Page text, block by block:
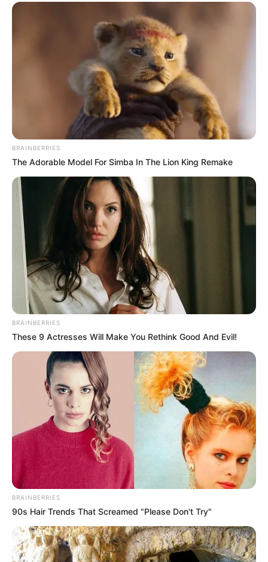
(foto: instagram/piyalipmunsi)
8. Vaidehii Nair yang lebih akrab disapa Vaidehi
Nayar dipercaya memerankan karakter Ambavati,
cucu Brahma yang akhirnya menjadi istri kedua
(foto: instagram/vaidehii_nair)
9. Gavie Chahal pemeran ayah angkat Krishna,
Nanda Baba, ternyata pernah beradu akting dengan
Salman Khan dan Katrina Kaif di film terkenal Ek
Tha Tiger lho
BRAINBERRIES
The Adorable Model For Simba In The Lion King Remake
BRAINBERRIES
These 9 Actresses Will Make You Rethink Good And Evil!
BRAINBERRIES
90s Hair Trends That Screamed "Please Don't Try"